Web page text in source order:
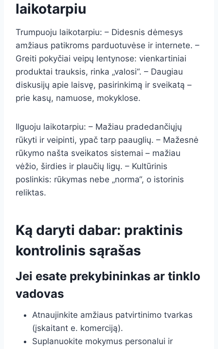
laikotarpiu
Trumpuoju laikotarpiu: – Didesnis dėmesys
amžiaus patikroms parduotuvėse ir internete. –
Greiti pokyčiai veipų lentynose: vienkartiniai
produktai trauksis, rinka „valosi“. – Daugiau
diskusijų apie laisvę, pasirinkimą ir sveikatą –
prie kasų, namuose, mokyklose.
Ilguoju laikotarpiu: – Mažiau pradedančiųjų
rūkyti ir veipinti, ypač tarp paauglių. – Mažesnė
rūkymo našta sveikatos sistemai – mažiau
vėžio, širdies ir plaučių ligų. – Kultūrinis
poslinkis: rūkymas nebe „norma“, o istorinis
reliktas.
Ką daryti dabar: praktinis
kontrolinis sąrašas
Jei esate prekybininkas ar tinklo
vadovas
Atnaujinkite amžiaus patvirtinimo tvarkas
(įskaitant e. komerciją).
Suplanuokite mokymus personalui ir